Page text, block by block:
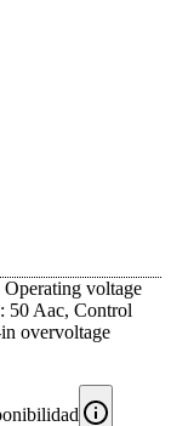
voltage
50 Aac, Control
overvoltage